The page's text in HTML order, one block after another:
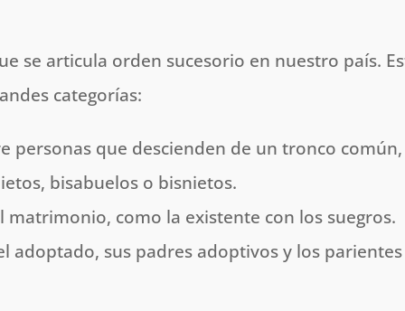
se articula orden sucesorio en nuestro país.
categorías:
personas que descienden de un tronco común,
bisabuelos o bisnietos.
matrimonio, como la existente con los suegros.
adoptado, sus padres adoptivos y los parientes